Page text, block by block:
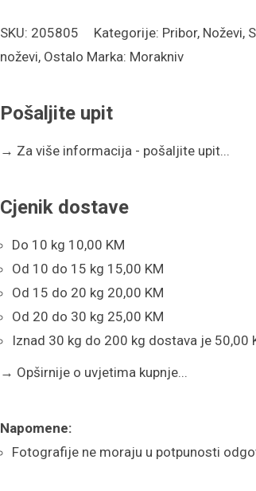
količina
SKU: 205805 Kategorije: Pribor, Noževi,
noževi, Ostalo Marka: Morakniv
Pošaljite upit
→ Za više informacija - pošaljite upit...
Cjenik dostave
Do 10 kg 10,00 KM
Od 10 do 15 kg 15,00 KM
Od 15 do 20 kg 20,00 KM
Od 20 do 30 kg 25,00 KM
Iznad 30 kg do 200 kg dostava je 50,00
→ Opširnije o uvjetima kupnje...
Napomene:
Fotografije ne moraju u potpunosti